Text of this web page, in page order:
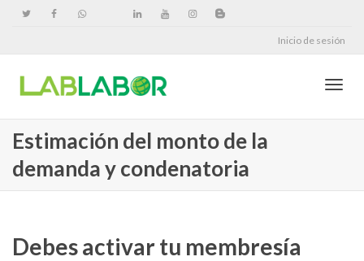
Inicio de sesión
Estimación del monto de la
demanda y condenatoria
Debes activar tu membresía